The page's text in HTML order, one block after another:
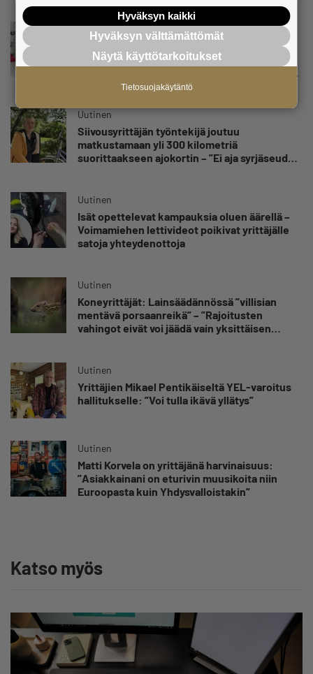
Uutinen
Kolmesta syövästä, uupumuksista ja
syömishäiriöstä selvinnyt Mira Rinne: ”Kun
oppinut kestämään myös yrittäjyyteen
Uutinen
Siivousyrittäjän työntekijä joutuu
matkustamaan yli 300 kilometriä
suorittaakseen ajokortin – ”Ei aja syrjäseudun
Uutinen
Isät opettelevat kampauksia oluen äärellä –
Voimamiehen lettivideot poikivat yrittäjälle
satoja yhteydenottoja
Uutinen
Koneyrittäjät: Lainsäädännössä ”villisian
mentävä porsaanreikä” – ”Rajoitusten
vahingot eivät voi jäädä vain yksittäisen
Uutinen
Yrittäjien Mikael Pentikäiseltä YEL-varoitus
hallitukselle: ”Voi tulla ikävä yllätys”
Uutinen
Matti Korvela on yrittäjänä harvinaisuus:
”Asiakkainani on eturivin muusikoita niin
Euroopasta kuin Yhdysvalloistakin”
Katso myös
Hyväksyn kaikki
Hyväksyn välttämättömät
Näytä käyttötarkoitukset
Tietosuojakäytäntö